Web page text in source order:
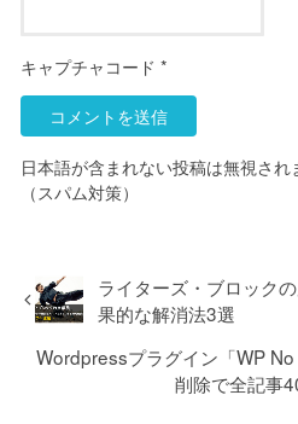
キャプチャコード *
日本語が含まれない投稿は無視され
（スパム対策）
ライターズ・ブロック
果的な解消法3選
Wordpressプラグイン「WP No
削除で全記事